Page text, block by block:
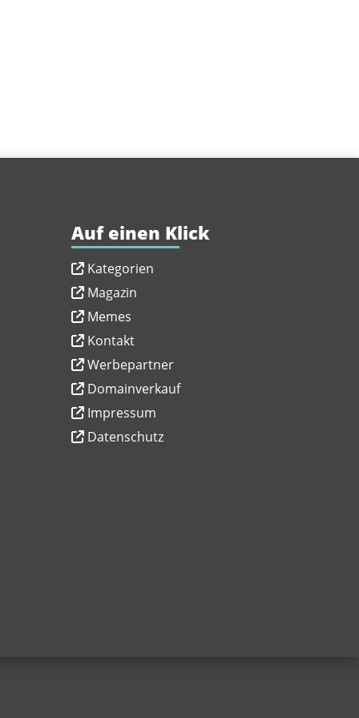
Auf einen Klick
Kategorien
Magazin
Memes
Kontakt
Werbepartner
Domainverkauf
Impressum
Datenschutz